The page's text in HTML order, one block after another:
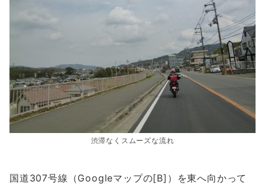
渋滞なくスムーズな流れ
国道307号線（Googleマップの[B]）を東へ向かって